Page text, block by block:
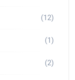
(12)
(1)
(2)